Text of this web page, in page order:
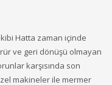
Hatta zaman içinde
ve geri dönüşü olmayan
karşısında son
makineler ile mermer